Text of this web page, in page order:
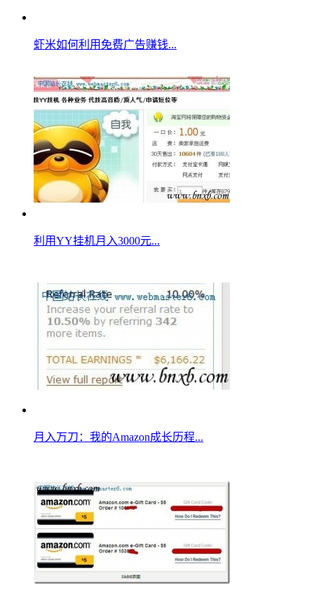
虾米如何利用免费广告赚钱...
利用YY挂机月入3000元...
月入万刀：我的Amazon成长历程...